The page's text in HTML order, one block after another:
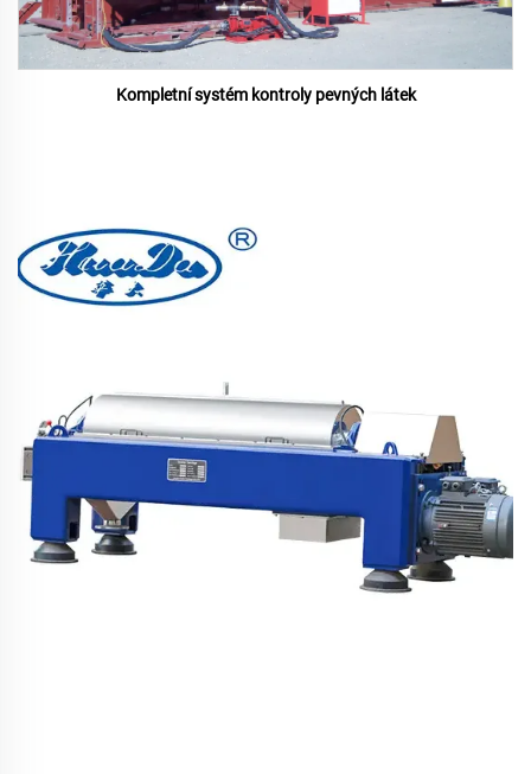
Kompletní systém kontroly pevných látek